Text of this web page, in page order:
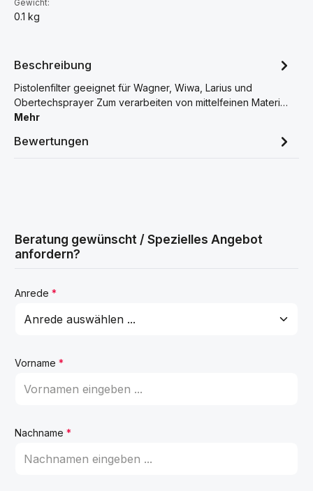
Gewicht:
0.1 kg
Beschreibung
Pistolenfilter geeignet für Wagner, Wiwa, Larius und
Obertechsprayer Zum verarbeiten von mittelfeinen Materi…
Mehr
Bewertungen
Beratung gewünscht / Spezielles Angebot
anfordern?
Anrede *
Vorname *
Nachname *